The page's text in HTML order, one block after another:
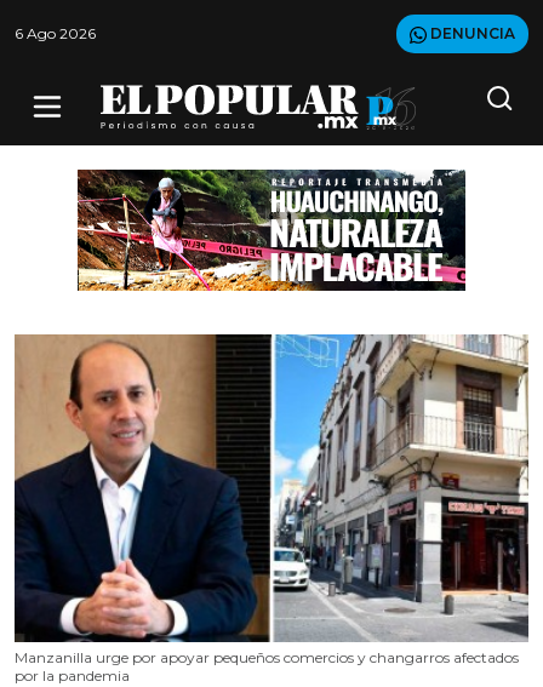
6 Ago 2026 DENUNCIA
Manzanilla urge por apoyar pequeños comercios y changarros afectados
por la pandemia